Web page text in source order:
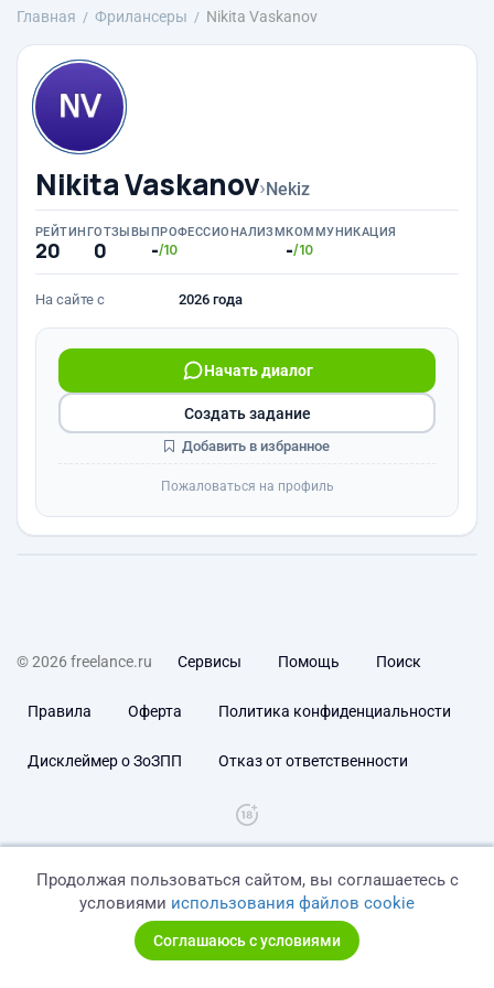
Главная Фрилансеры Nikita Vaskanov
Nikita Vaskanov›Nekiz
РЕЙТИНГ
20
ОТЗЫВЫ
0
ПРОФЕССИОНАЛИЗМ
-/10
КОММУНИКАЦИЯ
-/10
На сайте с 2026 года
Начать диалог
Создать задание
Добавить в избранное
Пожаловаться на профиль
© 2026 freelance.ru Сервисы Помощь Поиск
Правила Оферта Политика конфиденциальности
Дисклеймер о ЗоЗПП Отказ от ответственности
Продолжая пользоваться сайтом, вы соглашаетесь с
условиями использования файлов cookie
Соглашаюсь с условиями